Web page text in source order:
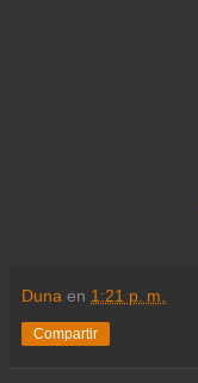
Duna en 1:21 p. m.
Compartir